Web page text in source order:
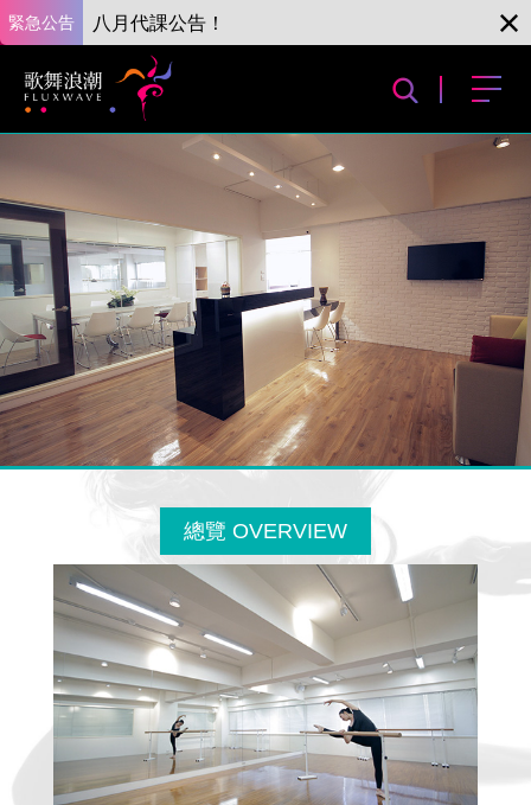
緊急公告 八月代課公告！
總覽 OVERVIEW